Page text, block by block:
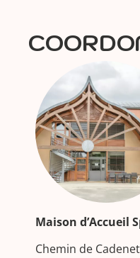
Maison d’Accueil
Chemin de Cadenet